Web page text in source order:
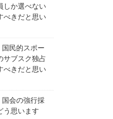
しか選べない
べきだと思い
国民的スポー
サブスク独占
べきだと思い
国会の強行採
う思います